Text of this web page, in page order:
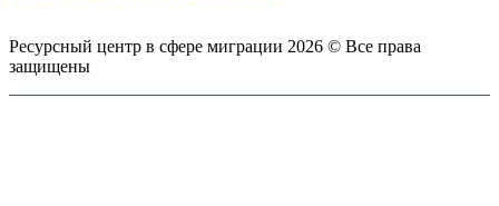
Ресурсный центр в сфере миграции 2026 © Все права
защищены